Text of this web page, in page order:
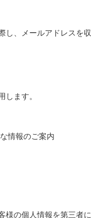
、メールアドレスを収
します。
情報のご案内
の個人情報を第三者